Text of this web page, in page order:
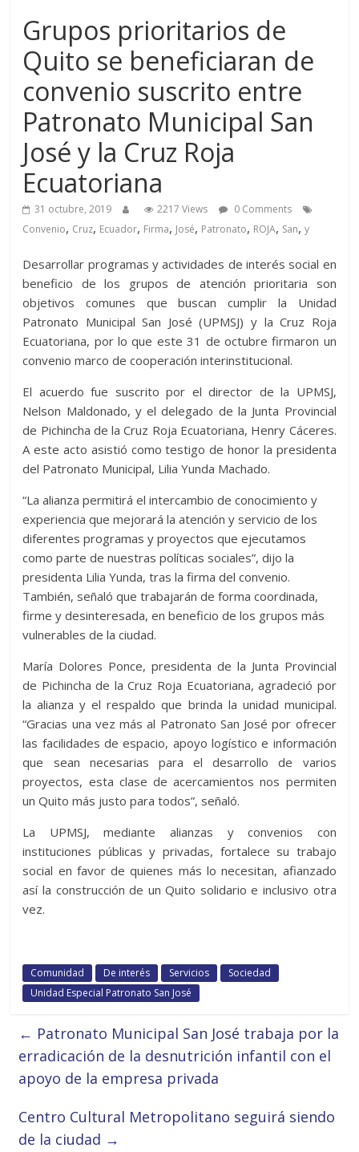
Grupos prioritarios de
Quito se beneficiaran de
convenio suscrito entre
Patronato Municipal San
José y la Cruz Roja
Ecuatoriana
31 octubre, 2019 2217 Views
0 Comments
Convenio, Cruz, Ecuador, Firma, José, Patronato, ROJA, San,y
Desarrollar programas y actividades de interés social en
beneficio de los grupos de atención prioritaria son
objetivos comunes que buscan cumplir la Unidad
Patronato Municipal San José (UPMSJ) y la Cruz Roja
Ecuatoriana, por lo que este 31 de octubre firmaron un
convenio marco de cooperación interinstitucional.
El acuerdo fue suscrito por el director de la UPMSJ,
Nelson Maldonado, y el delegado de la Junta Provincial
de Pichincha de la Cruz Roja Ecuatoriana, Henry Cáceres.
A este acto asistió como testigo de honor la presidenta
del Patronato Municipal, Lilia Yunda Machado.
“La alianza permitirá el intercambio de conocimiento y
experiencia que mejorará la atención y servicio de los
diferentes programas y proyectos que ejecutamos
como parte de nuestras políticas sociales”, dijo la
presidenta Lilia Yunda, tras la firma del convenio.
También, señaló que trabajarán de forma coordinada,
firme y desinteresada, en beneficio de los grupos más
vulnerables de la ciudad.
María Dolores Ponce, presidenta de la Junta Provincial
de Pichincha de la Cruz Roja Ecuatoriana, agradeció por
la alianza y el respaldo que brinda la unidad municipal.
“Gracias una vez más al Patronato San José por ofrecer
las facilidades de espacio, apoyo logístico e información
que sean necesarias para el desarrollo de varios
proyectos, esta clase de acercamientos nos permiten
un Quito más justo para todos”, señaló.
La UPMSJ, mediante alianzas y convenios con
instituciones públicas y privadas, fortalece su trabajo
social en favor de quienes más lo necesitan, afianzado
así la construcción de un Quito solidario e inclusivo otra
vez.
Comunidad De interés Servicios
Sociedad
Unidad Especial Patronato San José
← Patronato Municipal San José trabaja por la
erradicación de la desnutrición infantil con el
apoyo de la empresa privada
Centro Cultural Metropolitano seguirá siendo
de la ciudad →